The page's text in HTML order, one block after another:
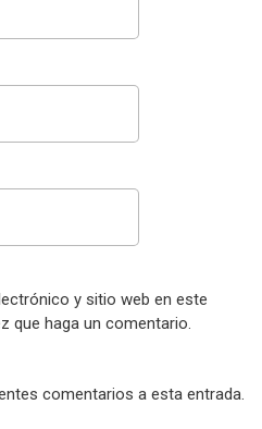
y sitio web en este
que haga un comentario.
comentarios a esta entrada.